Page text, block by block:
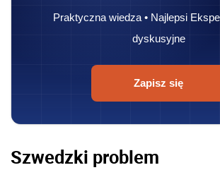
Praktyczna wiedza • Najlepsi
dyskusyjne
Zapisz się
Szwedzki problem